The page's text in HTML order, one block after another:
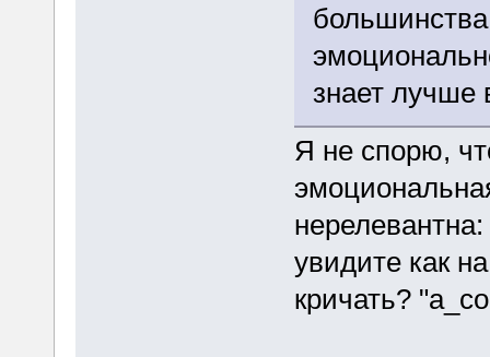
знает лучше
Я не спорю,
увидите как
кричать?